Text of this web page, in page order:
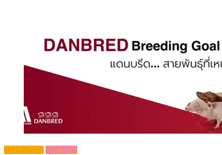
ข่าว (News) สุกร (Pig)